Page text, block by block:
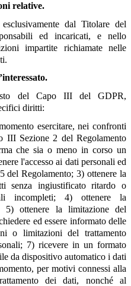
relative.
dal Titolare del
ed incaricati, e nello
impartite richiamate nelle
del Capo III del GDPR,
diritti:
esercitare, nei confronti
Sezione 2 del Regolamento
che sia o meno in corso un
l'accesso ai dati personali ed
del Regolamento; 3) ottenere la
senza ingiustificato ritardo o
incompleti; 4) ottenere la
5) ottenere la limitazione del
ed essere informato delle
o limitazioni del trattamento
7) ricevere in un formato
da dispositivo automatico i dati
per motivi connessi alla
dei dati, nonché al